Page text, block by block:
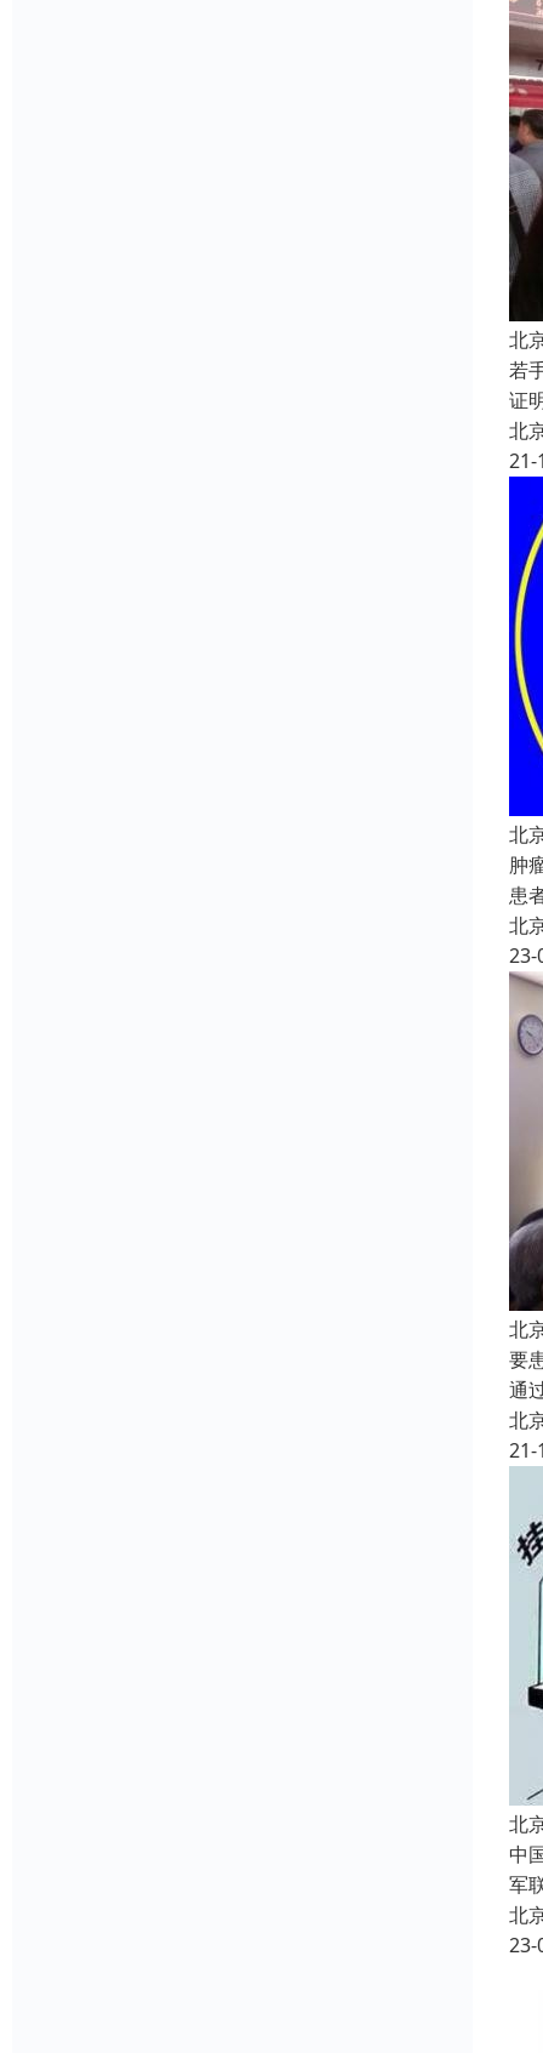
北
若
证
北
21-
北
肿
患
北
23-
北
要
通
北
21-
北
中
军
北
23-